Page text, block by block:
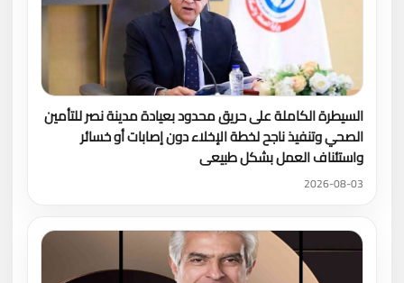
السيطرة الكاملة على حريق محدود بعيادة مدينة نصر للتأمين
الصحي وتنفيذ ناجح لخطة الإخلاء دون إصابات أو خسائر
واستئناف العمل بشكل طبيعى
2026-08-03